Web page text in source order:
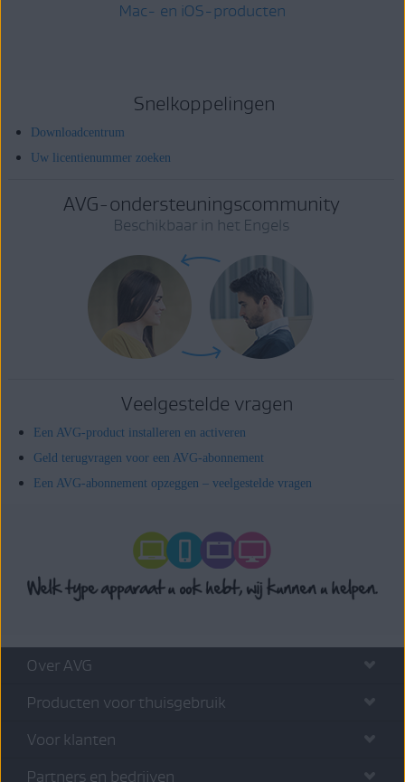
Mac- en iOS-producten
Snelkoppelingen
Downloadcentrum
Uw licentienummer zoeken
AVG-ondersteuningscommunity
Beschikbaar in het Engels
Veelgestelde vragen
Een AVG-product installeren en activeren
Geld terugvragen voor een AVG-abonnement
Een AVG-abonnement opzeggen – veelgestelde vragen
Over AVG
Producten voor thuisgebruik
Voor klanten
Partners en bedrijven